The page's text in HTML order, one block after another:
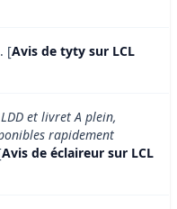
[Avis de tyty sur LCL
et livret A plein,
rapidement
Avis de éclaireur sur LCL